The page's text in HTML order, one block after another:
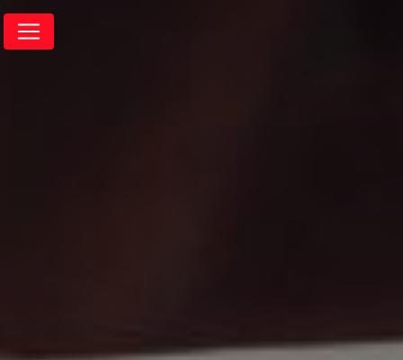
Panneau de gestion des cookies